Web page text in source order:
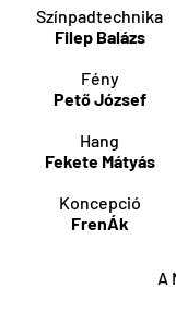
Színpadtechnika
Filep Balázs
Fény
Pető József
Hang
Fekete Mátyás
Koncepció
FrenÁk
A